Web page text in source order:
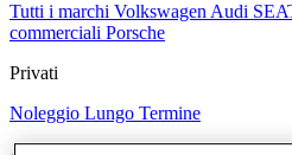
Tutti i marchi Volkswagen Audi
commerciali Porsche
Privati
Noleggio Lungo Termine